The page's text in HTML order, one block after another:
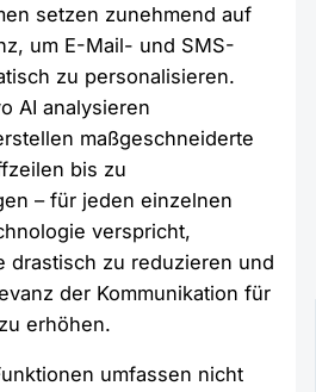
setzen zunehmend auf
um E-Mail- und SMS-
zu personalisieren.
AI analysieren
maßgeschneiderte
bis zu
– für jeden einzelnen
verspricht,
drastisch zu reduzieren und
der Kommunikation für
erhöhen.
umfassen nicht